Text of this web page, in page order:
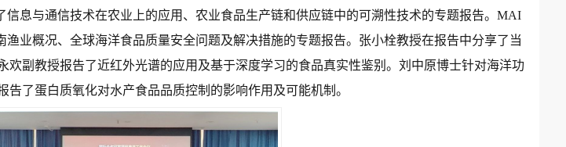
息与通信技术在农业上的应用、农业食品生产链和供应链中的可溯性技术的专题报告。MAI
业概况、全球海洋食品质量安全问题及解决措施的专题报告。张小栓教授在报告中分享了当
副教授报告了近红外光谱的应用及基于深度学习的食品真实性鉴别。刘中原博士针对海洋功
了蛋白质氧化对水产食品品质控制的影响作用及可能机制。